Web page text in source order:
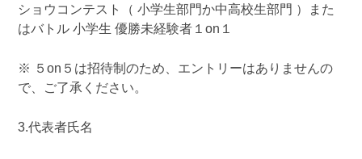
ショウコンテスト（ 小学生部門か中高校生部門 ）また
はバトル 小学生 優勝未経験者１on１
※ ５on５は招待制のため、エントリーはありませんの
で、ご了承ください。
3.代表者氏名